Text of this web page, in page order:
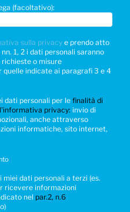
(facoltativo):
sulla privacye prendo atto
1, 2 i dati personali saranno
o misure
indicate ai paragrafi 3 e 4
dati personali per le finalità di
privacy: invio di
anche attraverso
informatiche, sito internet,
dati personali a terzi (es.
ricevere informazioni
nel par.2, n.6